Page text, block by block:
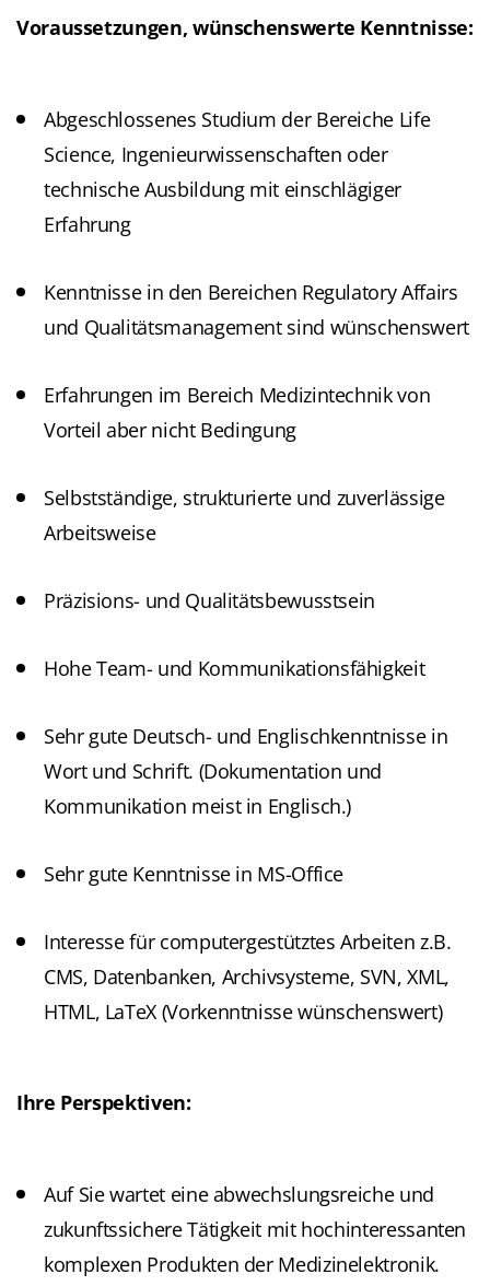
Voraussetzungen, wünschenswerte Kenntnisse:
Abgeschlossenes Studium der Bereiche Life
Science, Ingenieurwissenschaften oder
technische Ausbildung mit einschlägiger
Erfahrung
Kenntnisse in den Bereichen Regulatory Affairs
und Qualitätsmanagement sind wünschenswert
Erfahrungen im Bereich Medizintechnik von
Vorteil aber nicht Bedingung
Selbstständige, strukturierte und zuverlässige
Arbeitsweise
Präzisions- und Qualitätsbewusstsein
Hohe Team- und Kommunikationsfähigkeit
Sehr gute Deutsch- und Englischkenntnisse in
Wort und Schrift. (Dokumentation und
Kommunikation meist in Englisch.)
Sehr gute Kenntnisse in MS-Office
Interesse für computergestütztes Arbeiten z.B.
CMS, Datenbanken, Archivsysteme, SVN, XML,
HTML, LaTeX (Vorkenntnisse wünschenswert)
Ihre Perspektiven:
Auf Sie wartet eine abwechslungsreiche und
zukunftssichere Tätigkeit mit hochinteressanten
komplexen Produkten der Medizinelektronik.